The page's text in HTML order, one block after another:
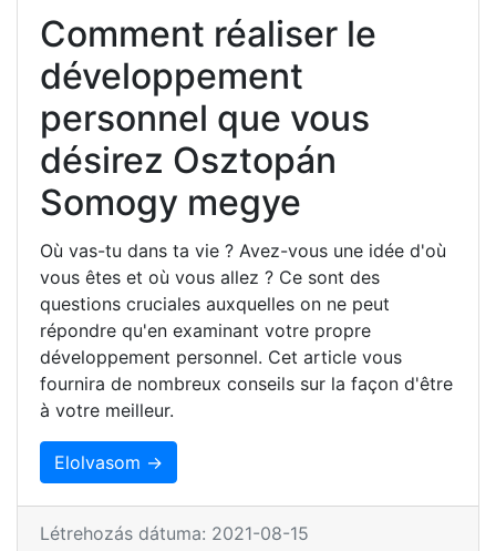
Comment réaliser le
développement
personnel que vous
désirez Osztopán
Somogy megye
Où vas-tu dans ta vie ? Avez-vous une idée d'où
vous êtes et où vous allez ? Ce sont des
questions cruciales auxquelles on ne peut
répondre qu'en examinant votre propre
développement personnel. Cet article vous
fournira de nombreux conseils sur la façon d'être
à votre meilleur.
Elolvasom →
Létrehozás dátuma: 2021-08-15